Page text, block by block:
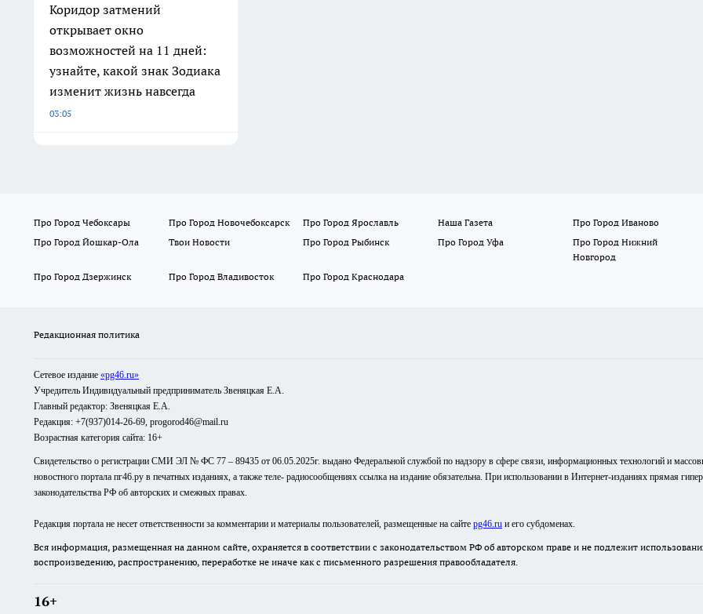
Коридор затмений
открывает окно
возможностей на 11 дней:
узнайте, какой знак Зодиака
изменит жизнь навсегда
03:05
Про Город Чебоксары Про Город Новочебоксарск Про Город Ярославль Наша Газета
Про Город Иваново
Про Город Йошкар-Ола
Твои Новости Про Город Рыбинск Про Город Уфа
Про Город Нижний
Новгород
Про Город Дзержинск
Про Город Владивосток Про Город Краснодара
Редакционная политика
Сетевое издание «pg46.ru»
Учредитель Индивидуальный предприниматель Звеняцкая Е.А.
Главный редактор: Звеняцкая Е.А.
Редакция: +7(937)014-26-69, progorod46@mail.ru
Возрастная категория сайта: 16+
Свидетельство о регистрации СМИ ЭЛ № ФС 77 – 89435 от 06.05.2025г. выдано Федеральной службой по надзору в сфере связи, информационных технологий и
новостного портала пг46.ру в печатных изданиях, а также теле- радиосообщениях ссылка на издание обязательна. При использовании в Интернет-изданиях прямая
законодательства РФ об авторских и смежных правах.
Редакция портала не несет ответственности за комментарии и материалы пользователей, размещенные на сайте pg46.ru и его субдоменах.
Вся информация, размещенная на данном сайте, охраняется в соответствии с законодательством РФ об авторском праве и не подлежит
воспроизведению, распространению, переработке не иначе как с письменного разрешения правообладателя.
16+